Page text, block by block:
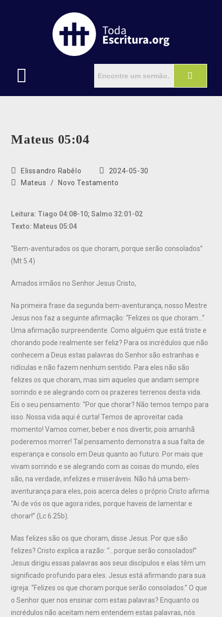
Mateus 05:04
Elissandro Rabêlo
2024-05-30
Mateus
/ Novo Testamento
Leitura: Tiago 04:08-10; Salmo 32:01-02
Texto: Mateus 05:04
“Bem-aventurados os que choram, porque serão consolados”
(Mt 5.4)
Amados irmãos no Senhor Jesus Cristo,
Na primeira frase da segunda bem-aventurança, nosso Mestre
Jesus nos faz a seguinte afirmação: “Felizes os que choram…”
Uma afirmação surpreendente. Como alguém que está triste e
chorando pode realmente ser feliz? Para os incrédulos que não
conhecem a Deus estas palavras do Senhor são estranhas e
ridículas e não fazem nenhum sentido. Para eles não são
felizes os que choram, mas sim aqueles que andam sempre
sorrindo e se alegrando com os prazeres terrenos desta vida.
Eis o seu pensamento: “Por que chorar? Não temos tempo para
isso. Nossa vida aqui é curta! Temos de aproveitar cada
momento! Vamos comer, beber e nos divertir, pois amanhã
poderemos morrer! Tal pensamento demonstra a sua falta de
esperança e consolo em Deus quanto ao futuro. Por mais que
vivam sorrindo e se alegrando com as coisas do mundo, eles
são, na verdade, infelizes e miseráveis. Não há uma bem-
aventurança para eles, pois acerca deles o próprio Cristo afirma:
“Ai de vós os que agora rides, porque haveis de lamentar e
chorar!” (Lc 6.25b).
Mas felizes são os que choram, disse Jesus. Por que são
felizes? Cristo explica a razão: “…porque serão consolados!”
Jesus dirigiu essas palavras aos seus discípulos e elas têm um
significado profundo para eles. Jesus está afirmando para sua
igreja: “Felizes os que choram porque serão consolados.” O que
o Senhor quer nos ensinar com estas palavras? Enquanto os
incrédulos não aceitam nem entendem estas palavras, nós